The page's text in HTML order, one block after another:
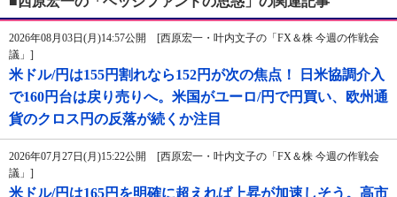
2026年08月03日(月)14:57公開 [西原宏一・叶内文子の「FX＆株 今週の作戦会
議」]
米ドル/円は155円割れなら152円が次の焦点！ 日米協調介入
で160円台は戻り売りへ。米国がユーロ/円で円買い、欧州通
貨のクロス円の反落が続くか注目
2026年07月27日(月)15:22公開 [西原宏一・叶内文子の「FX＆株 今週の作戦会
議」]
米ドル/円は165円を明確に超えれば上昇が加速しそう。高市